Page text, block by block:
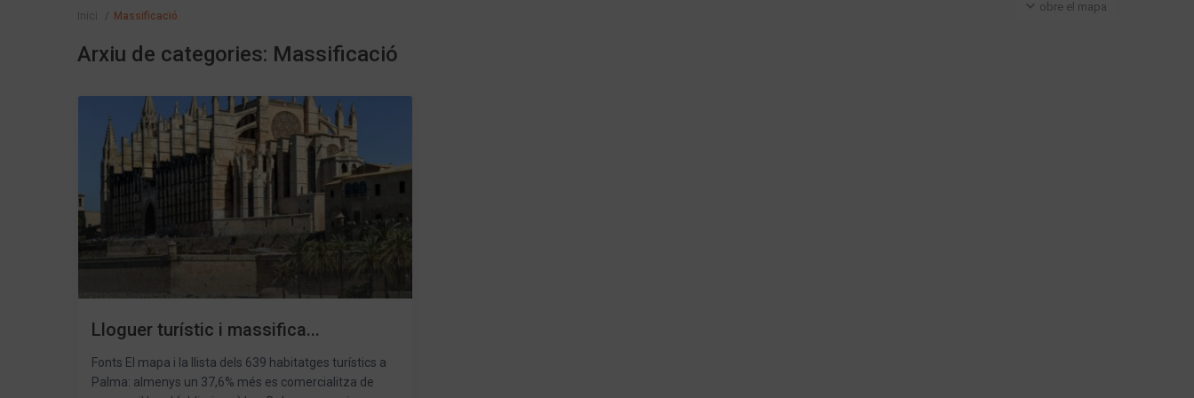
obre el mapa
Inici Massificació
Arxiu de categories: Massificació
Lloguer turístic i massifica...
Fonts El mapa i la llista dels 639 habitatges turístics a
Palma: almenys un 37,6% més es comercialitza de